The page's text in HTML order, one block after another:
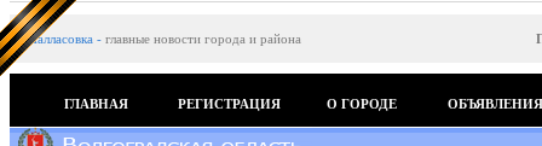
Палласовка - главные новости города и района
ГЛАВНАЯ РЕГИСТРАЦИЯ О ГОРОДЕ ОБЪЯВЛЕНИЯ